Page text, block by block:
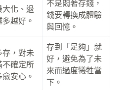
大化、退
越好。
不是悶著存錢，
錢要轉換成體驗
與回憶。
存，對未
不確定所
安心。​
存到「足夠」就
好，避免為了未
來而過度犧牲當
下。